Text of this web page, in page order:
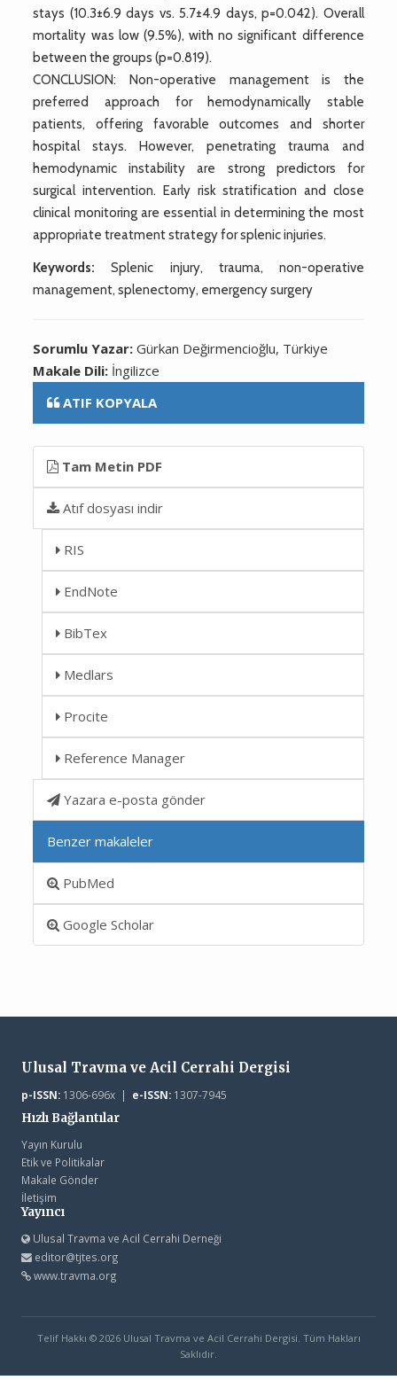
stays (10.3±6.9 days vs. 5.7±4.9 days, p=0.042). Overall
mortality was low (9.5%), with no significant difference
between the groups (p=0.819).
CONCLUSION: Non-operative management is the
preferred approach for hemodynamically stable
patients, offering favorable outcomes and shorter
hospital stays. However, penetrating trauma and
hemodynamic instability are strong predictors for
surgical intervention. Early risk stratification and close
clinical monitoring are essential in determining the most
appropriate treatment strategy for splenic injuries.
Keywords: Splenic injury, trauma, non-operative
management, splenectomy, emergency surgery
Sorumlu Yazar:Gürkan Değirmencioğlu, Türkiye
Makale Dili: İngilizce
ATIF KOPYALA
Tam Metin PDF
Atıf dosyası indir
RIS
EndNote
BibTex
Medlars
Procite
Reference Manager
Yazara e-posta gönder
Benzer makaleler
PubMed
Google Scholar
Ulusal Travma ve Acil Cerrahi Dergisi
p-ISSN:1306-696x | e-ISSN:1307-7945
Hızlı Bağlantılar
Yayın Kurulu
Etik ve Politikalar
Makale Gönder
İletişim
Yayıncı
Ulusal Travma ve Acil Cerrahi Derneği
editor@tjtes.org
www.travma.org
Telif Hakkı © 2026 Ulusal Travma ve Acil Cerrahi Dergisi. Tüm Hakları
Saklıdır.